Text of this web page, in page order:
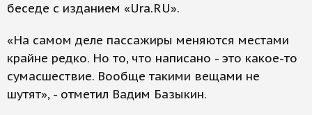
беседе с изданием «Ura.RU».
«На самом деле пассажиры меняются местами
крайне редко. Но то, что написано - это какое-то
сумасшествие. Вообще такими вещами не
шутят», - отметил Вадим Базыкин.